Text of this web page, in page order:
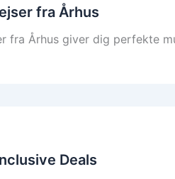
fra Århus
fra Århus giver dig perfekte
Deals